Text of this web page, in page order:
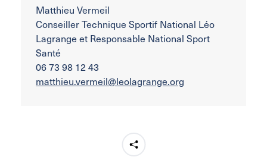
Matthieu Vermeil
Conseiller Technique Sportif National Léo
Lagrange et Responsable National Sport
Santé
06 73 98 12 43
matthieu.vermeil@leolagrange.org